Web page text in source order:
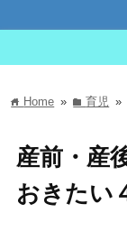
home Home » folder 育児 »
産前・産
おきたい